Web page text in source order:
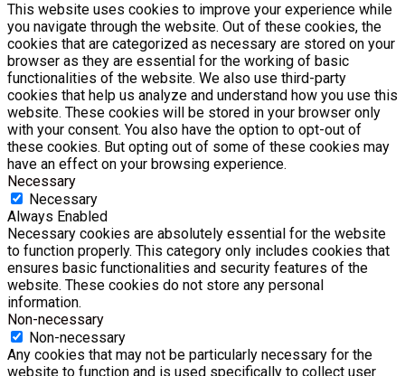
This website uses cookies to improve your experience while
you navigate through the website. Out of these cookies, the
cookies that are categorized as necessary are stored on your
browser as they are essential for the working of basic
functionalities of the website. We also use third-party
cookies that help us analyze and understand how you use this
website. These cookies will be stored in your browser only
with your consent. You also have the option to opt-out of
these cookies. But opting out of some of these cookies may
have an effect on your browsing experience.
Necessary
Necessary
Always Enabled
Necessary cookies are absolutely essential for the website
to function properly. This category only includes cookies that
ensures basic functionalities and security features of the
website. These cookies do not store any personal
information.
Non-necessary
Non-necessary
Any cookies that may not be particularly necessary for the
website to function and is used specifically to collect user